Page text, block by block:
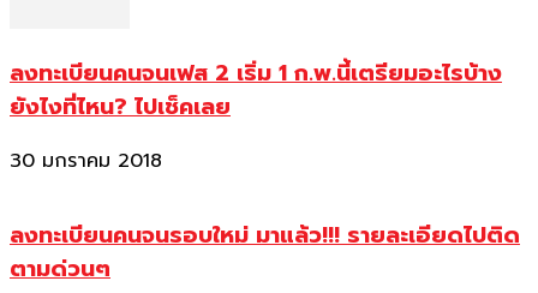
ลงทะเบียนคนจนเฟส 2 เริ่ม 1 ก.พ.นี้เตรียมอะไรบ้าง
ยังไงที่ไหน? ไปเช็คเลย
30 มกราคม 2018
ลงทะเบียนคนจนรอบใหม่ มาแล้ว!!! รายละเอียดไปติด
ตามด่วนๆ